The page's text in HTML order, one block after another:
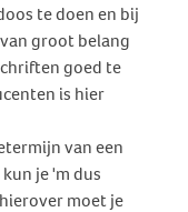
te doen en bij
groot belang
goed te
is hier
van een
je 'm dus
moet je